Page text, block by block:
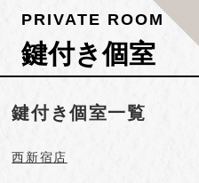
PRIVATE ROOM
鍵付き個室
鍵付き個室一覧
西新宿店